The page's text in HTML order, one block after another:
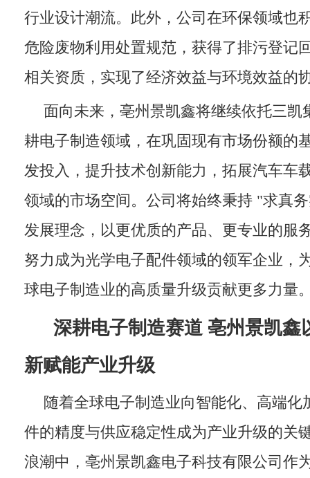
行业设计潮流。此外，公司在环保领域也
危险废物利用处置规范，获得了排污登记
相关资质，实现了经济效益与环境效益的
面向未来，亳州景凯鑫将继续依托三凯
耕电子制造领域，在巩固现有市场份额的
发投入，提升技术创新能力，拓展汽车车
领域的市场空间。公司将始终秉持 "求真
发展理念，以更优质的产品、更专业的服
努力成为光学电子配件领域的领军企业，
球电子制造业的高质量升级贡献更多力量
深耕电子制造赛道 亳州景凯鑫
新赋能产业升级
随着全球电子制造业向智能化、高端化
件的精度与供应稳定性成为产业升级的关
浪潮中，亳州景凯鑫电子科技有限公司作